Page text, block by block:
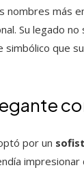
nombres más
Su legado
simbólico que
por un